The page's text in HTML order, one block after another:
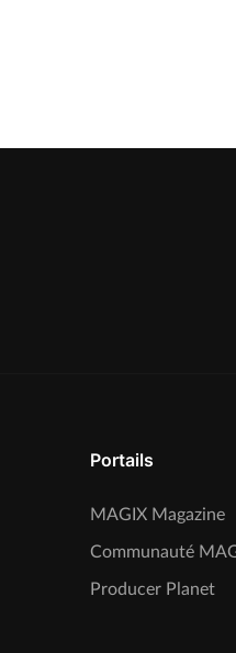
Portails
MAGIX Magazine
Communauté
Producer Planet